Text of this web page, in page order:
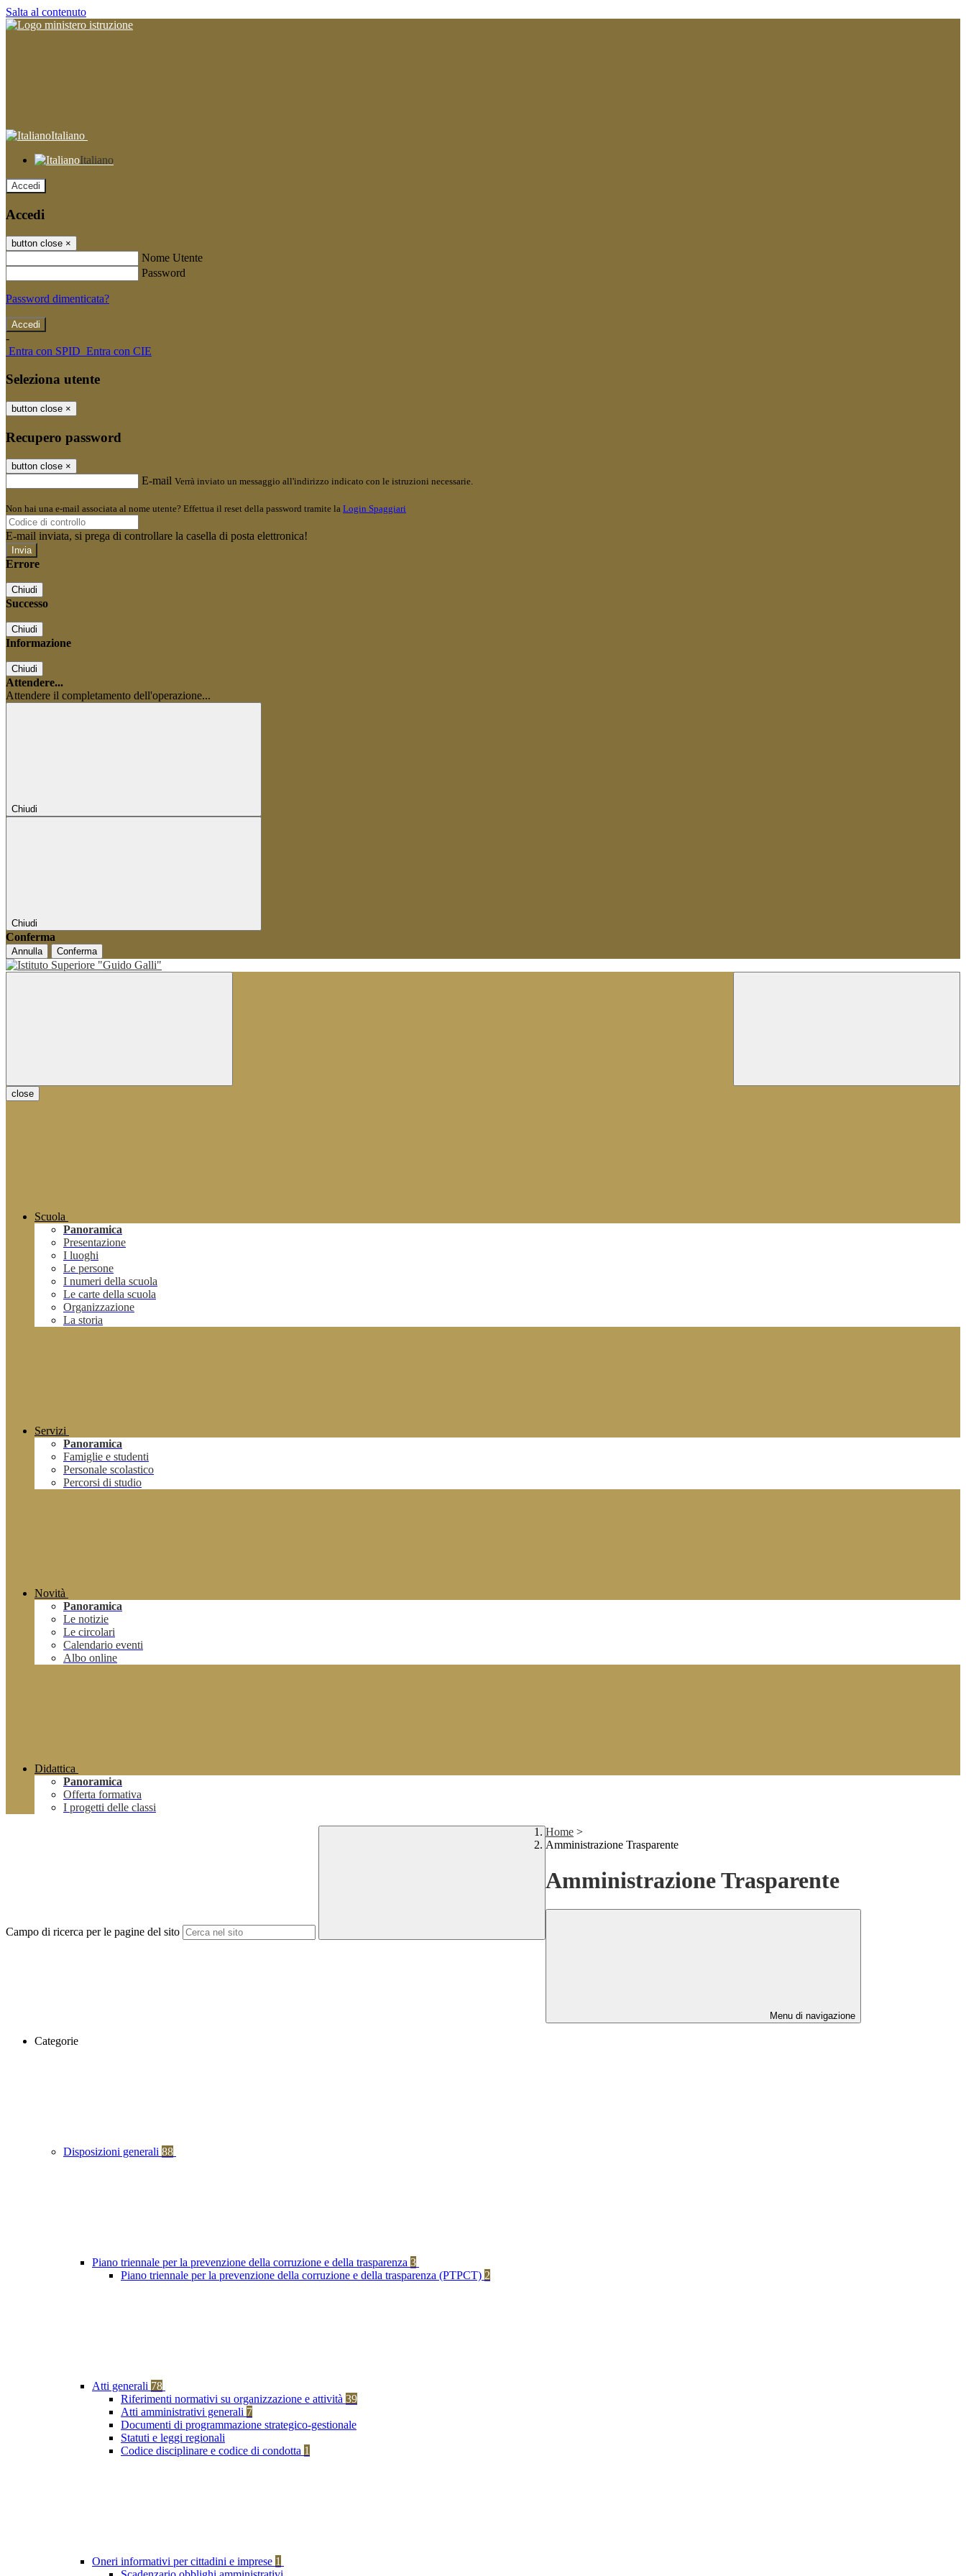
Salta al contenuto
Italiano
Italiano
Accedi
Accedi
button close ×
Nome Utente
Password
Password dimenticata?
-
Entra con SPID Entra con CIE
Seleziona utente
button close ×
Recupero password
button close ×
E-mail Verrà inviato un messaggio all'indirizzo indicato con le istruzioni necessarie.
Non hai una e-mail associata al nome utente? Effettua il reset della password tramite la Login Spaggiari
E-mail inviata, si prega di controllare la casella di posta elettronica!
Errore
Chiudi
Successo
Chiudi
Informazione
Chiudi
Attendere...
Attendere il completamento dell'operazione...
Chiudi
Chiudi
Conferma
Annulla Conferma
close
Scuola
Panoramica
Presentazione
I luoghi
Le persone
I numeri della scuola
Le carte della scuola
Organizzazione
La storia
Servizi
Panoramica
Famiglie e studenti
Personale scolastico
Percorsi di studio
Novità
Panoramica
Le notizie
Le circolari
Calendario eventi
Albo online
Didattica
Panoramica
Offerta formativa
I progetti delle classi
Campo di ricerca per le pagine del sito
Home >
Amministrazione Trasparente
Amministrazione Trasparente
Menu di navigazione
Categorie
Disposizioni generali 88
Piano triennale per la prevenzione della corruzione e della trasparenza 3
Piano triennale per la prevenzione della corruzione e della trasparenza (PTPCT) 2
Atti generali 78
Riferimenti normativi su organizzazione e attività 39
Atti amministrativi generali 7
Documenti di programmazione strategico-gestionale
Statuti e leggi regionali
Codice disciplinare e codice di condotta 1
Oneri informativi per cittadini e imprese 1